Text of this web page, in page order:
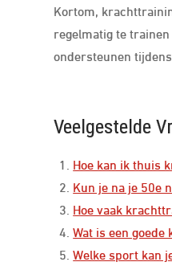
Kortom,
regelmatig te
ondersteunen
Veelgestelde
Hoe kan ik thuis
Kun je na je 50e
Hoe vaak
Wat is een
Welke sport kan